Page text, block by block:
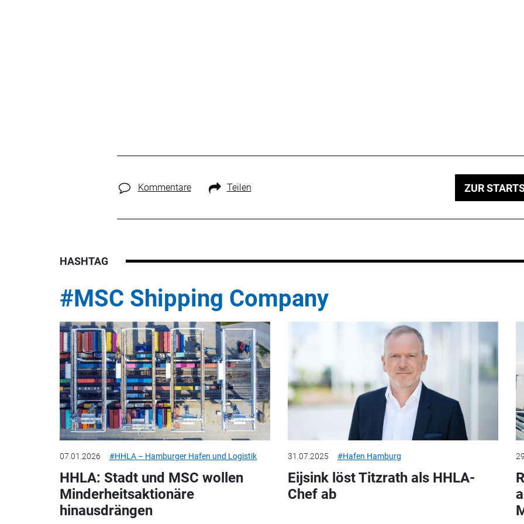
Kommentare Teilen ZUR
HASHTAG
#MSC Shipping Company
07.01.2026 #HHLA – Hamburger Hafen und Logistik
HHLA: Stadt und MSC wollen
Minderheitsaktionäre
hinausdrängen
31.07.2025 #Hafen Hamburg
Eijsink löst Titzrath als HHLA-
Chef ab